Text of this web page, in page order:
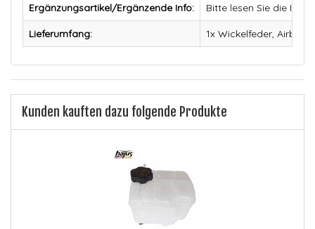
Ergänzungsartikel/Ergänzende Info: Bitte lesen Sie die
Lieferumfang: 1x Wickelfeder, Airbag
Kunden kauften dazu folgende Produkte